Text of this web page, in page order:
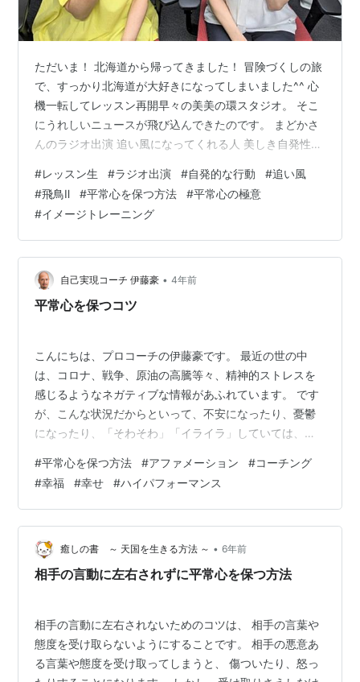
ただいま！ 北海道から帰ってきました！ 冒険づくしの旅
で、すっかり北海道が大好きになってしまいました^^ 心
機一転してレッスン再開早々の美美の環スタジオ。 そこ
にうれしいニュースが飛び込んできたのです。 まどかさ
んのラジオ出演 追い風になってくれる人 美しき自発性
どかさんは、僕の演奏するショパン「幻想即興曲」に感
動して弟子入りしてきたレッスン生です。 そんな彼女が
ラジオ番組に出演することになりました！ 9/17(日)
10:00〜10:30 RCCラジオ 松本裕見子のDearWoman |
RCC 左がMC松本裕見子さん、右がまどかさん♪…
#レッスン生 #ラジオ出演 #自発的な行動 #追い風
#飛鳥Ⅱ #平常心を保つ方法 #平常心の極意
#イメージトレーニング
自己実現コーチ 伊藤豪 • 4年前
平常心を保つコツ
こんにちは、プロコーチの伊藤豪です。 最近の世の中
は、コロナ、戦争、原油の高騰等々、精神的ストレスを
感じるようなネガティブな情報があふれています。 です
が、こんな状況だからといって、不安になったり、憂鬱
になったり、「そわそわ」「イライラ」していては、余
なってしまいます。 そこで重要になるのが、「平常心」
を保つことです。 「平常心でいる」とは、心が落ち着い
ている状態、心が平静な状態でいるということです。 常
に平常心でいるということは、常に精神状態が安定して
いるということなので、それは、幸せな人生を歩む上で
必要不可欠だと言えます。 そこで、今日は、…
#平常心を保つ方法 #アファメーション #コーチング
#幸福 #幸せ #ハイパフォーマンス
癒しの書 ～ 天国を生きる方法 ～ • 6年前
相手の言動に左右されずに平常心を保つ方法
相手の言動に左右されないためのコツは、 相手の言葉や
態度を受け取らないようにすることです。 相手の悪意あ
る言葉や態度を受け取ってしまうと、 傷ついたり、怒っ